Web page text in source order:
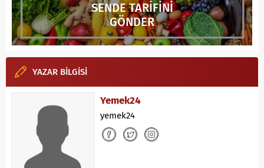
SENDE TARİFİNİ
GÖNDER
YAZAR BİLGİSİ
Yemek24
yemek24